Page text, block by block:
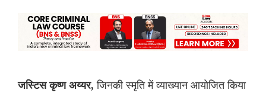
जस्टिस कृष्ण अय्यर, जिनकी स्मृति में व्याख्यान आयोजित किया